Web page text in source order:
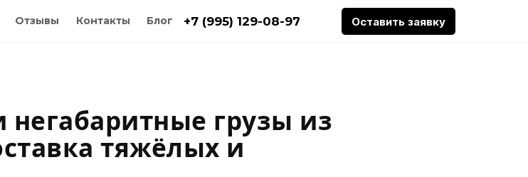
Оставить заявку
+7 (995) 129-08-97
Отзывы Контакты Блог
грузы из
тяжёлых и